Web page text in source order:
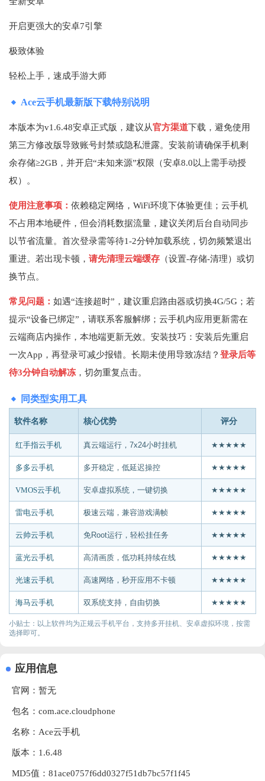
开启更强大的安卓7引擎
极致体验
轻松上手，速成手游大师
Ace云手机最新版下载特别说明
本版本为v1.6.48安卓正式版，建议从官方渠道下载，避免使用
第三方修改版导致账号封禁或隐私泄露。安装前请确保手机剩
余存储≥2GB，并开启“未知来源”权限（安卓8.0以上需手动授
权）。
使用注意事项： 依赖稳定网络，WiFi环境下体验更佳；云手机
不占用本地硬件，但会消耗数据流量，建议关闭后台自动同步
以节省流量。首次登录需等待1-2分钟加载系统，切勿频繁退出
重进。若出现卡顿， 请先清理云端缓存 （设置-存储-清理）或切
换节点。
常见问题： 如遇“连接超时”，建议重启路由器或切换4G/5G；若
提示“设备已绑定”，请联系客服解绑；云手机内应用更新需在
云端商店内操作，本地端更新无效。安装技巧：安装后先重启
一次App，再登录可减少报错。长期未使用导致冻结？ 登录后等
待3分钟自动解冻 ，切勿重复点击。
同类型实用工具
软件名称 核心优势 评分
红手指云手机 真云端运行，7x24小时挂机 ★★★★★
多多云手机 多开稳定，低延迟操控 ★★★★★
VMOS云手机 安卓虚拟系统，一键切换 ★★★★★
雷电云手机 极速云端，兼容游戏满帧 ★★★★★
云帅云手机 免Root运行，轻松挂任务 ★★★★★
蓝光云手机 高清画质，低功耗持续在线 ★★★★★
光速云手机 高速网络，秒开应用不卡顿 ★★★★★
海马云手机 双系统支持，自由切换 ★★★★★
小贴士：以上软件均为正规云手机平台，支持多开挂机、安卓虚拟环境，按需
选择即可。
应用信息
官网：暂无
包名：com.ace.cloudphone
名称：Ace云手机
版本：1.6.48
MD5值：81ace0757f6dd0327f51db7bc57f1f45